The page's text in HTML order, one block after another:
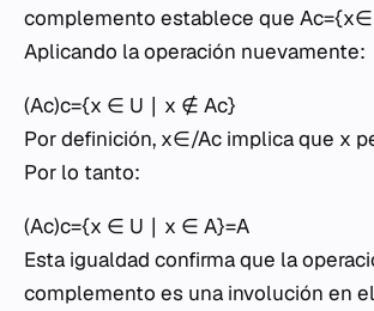
complemento establece que
Aplicando la operación nuevamente:
(Ac)c={x ∈ U ∣ x ∉ Ac}
Por definición, x∈/Ac implica que x
Por lo tanto:
(Ac)c={x ∈ U ∣ x ∈ A}=A
Esta igualdad confirma que la
complemento es una involución en